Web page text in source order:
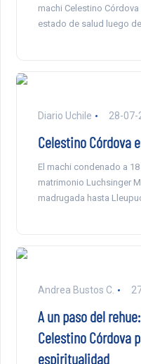
machi Celestino
estado de salud luego
Diario Uchile 28-07-
Celestino Córdova
El machi condenado a
matrimonio Luchsinger
madrugada hasta
Andrea Bustos C.
A un paso del
Celestino Córdova
espiritualidad